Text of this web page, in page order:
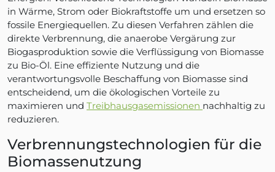
in Wärme, Strom oder Biokraftstoffe um und ersetzen so
fossile Energiequellen. Zu diesen Verfahren zählen die
direkte Verbrennung, die anaerobe Vergärung zur
Biogasproduktion sowie die Verflüssigung von Biomasse
zu Bio-Öl. Eine effiziente Nutzung und die
verantwortungsvolle Beschaffung von Biomasse sind
entscheidend, um die ökologischen Vorteile zu
maximieren und Treibhausgasemissionen nachhaltig zu
reduzieren.
Verbrennungstechnologien für die
Biomassenutzung